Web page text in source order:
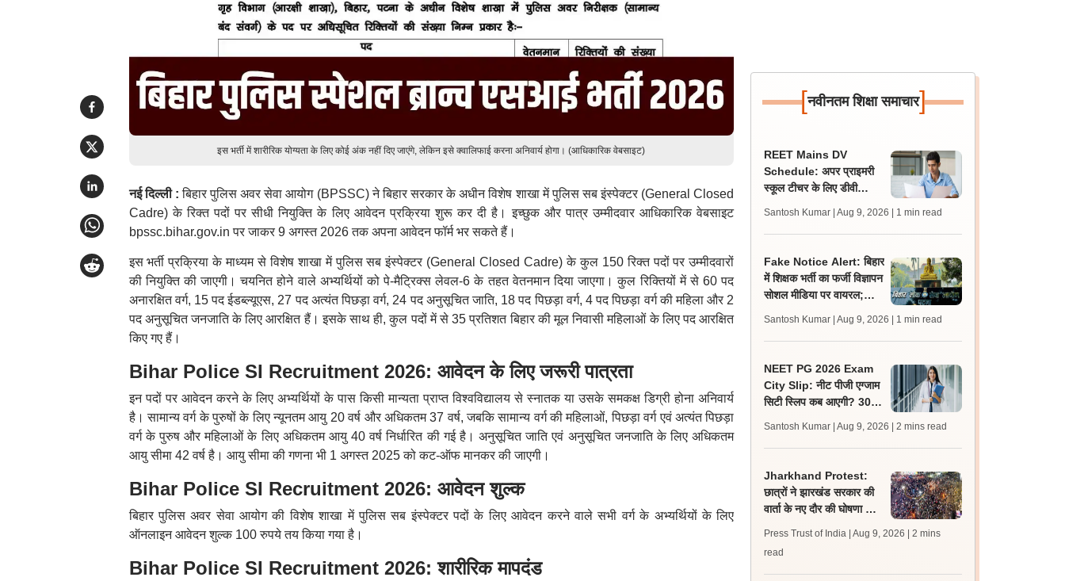
इस भर्ती में शारीरिक योग्यता के लिए कोई अंक नहीं दिए जाएंगे, लेकिन इसे क्वालिफाई करना अनिवार्य होगा। (आधिकारिक वेबसाइट)
नई दिल्ली :बिहार पुलिस अवर सेवा आयोग (BPSSC) ने बिहार सरकार के अधीन विशेष शाखा में पुलिस सब इंस्पेक्टर (General Closed
Cadre) के रिक्त पदों पर सीधी नियुक्ति के लिए आवेदन प्रक्रिया शुरू कर दी है। इच्छुक और पात्र उम्मीदवार आधिकारिक वेबसाइट
bpssc.bihar.gov.in पर जाकर 9 अगस्त 2026 तक अपना आवेदन फॉर्म भर सकते हैं।
इस भर्ती प्रक्रिया के माध्यम से विशेष शाखा में पुलिस सब इंस्पेक्टर (General Closed Cadre) के कुल 150 रिक्त पदों पर उम्मीदवारों
की नियुक्ति की जाएगी। चयनित होने वाले अभ्यर्थियों को पे-मैट्रिक्स लेवल-6 के तहत वेतनमान दिया जाएगा। कुल रिक्तियों में से 60 पद
अनारक्षित वर्ग, 15 पद ईडब्ल्यूएस, 27 पद अत्यंत पिछड़ा वर्ग, 24 पद अनुसूचित जाति, 18 पद पिछड़ा वर्ग, 4 पद पिछड़ा वर्ग की महिला और 2
पद अनुसूचित जनजाति के लिए आरक्षित हैं। इसके साथ ही, कुल पदों में से 35 प्रतिशत बिहार की मूल निवासी महिलाओं के लिए पद आरक्षित
किए गए हैं।
Bihar Police SI Recruitment 2026: आवेदन के लिए जरूरी पात्रता
इन पदों पर आवेदन करने के लिए अभ्यर्थियों के पास किसी मान्यता प्राप्त विश्वविद्यालय से स्नातक या उसके समकक्ष डिग्री होना अनिवार्य
है। सामान्य वर्ग के पुरुषों के लिए न्यूनतम आयु 20 वर्ष और अधिकतम 37 वर्ष, जबकि सामान्य वर्ग की महिलाओं, पिछड़ा वर्ग एवं अत्यंत पिछड़ा
वर्ग के पुरुष और महिलाओं के लिए अधिकतम आयु 40 वर्ष निर्धारित की गई है। अनुसूचित जाति एवं अनुसूचित जनजाति के लिए अधिकतम
आयु सीमा 42 वर्ष है। आयु सीमा की गणना भी 1 अगस्त 2025 को कट-ऑफ मानकर की जाएगी।
Bihar Police SI Recruitment 2026: आवेदन शुल्क
बिहार पुलिस अवर सेवा आयोग की विशेष शाखा में पुलिस सब इंस्पेक्टर पदों के लिए आवेदन करने वाले सभी वर्ग के अभ्यर्थियों के लिए
ऑनलाइन आवेदन शुल्क 100 रुपये तय किया गया है।
Bihar Police SI Recruitment 2026: शारीरिक मापदंड
[नवीनतम शिक्षा समाचार]
REET Mains DV
Schedule: अपर प्राइमरी
स्कूल टीचर के लिए डीवी
प्रक्रिया 12 अगस्त से शुरू
Santosh Kumar | Aug 9, 2026 | 1 min read
Fake Notice Alert: बिहार
में शिक्षक भर्ती का फर्जी विज्ञापन
सोशल मीडिया पर वायरल;
Santosh Kumar | Aug 9, 2026 | 1 min read
NEET PG 2026 Exam
City Slip: नीट पीजी एग्जाम
सिटी स्लिप कब आएगी? 30
Santosh Kumar | Aug 9, 2026 | 2 mins read
Jharkhand Protest:
छात्रों ने झारखंड सरकार की
वार्ता के नए दौर की घोषणा को
Press Trust of India | Aug 9, 2026
| 2 mins
read